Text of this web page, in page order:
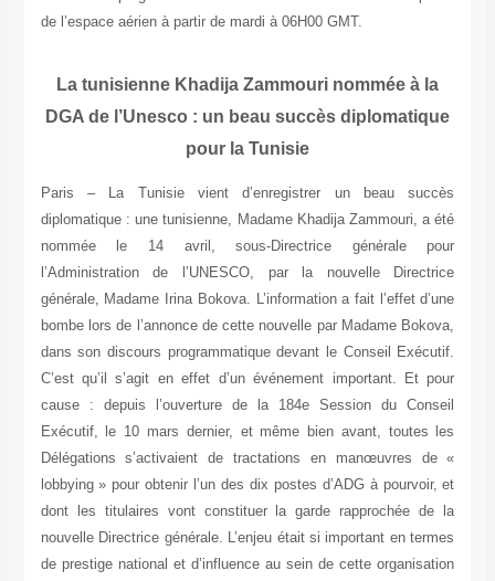
de l’espace aérien à partir de mardi à 06H00 GMT.
La tunisienne Khadija Zammouri nommée à la
DGA de l’Unesco : un beau succès diplomatique
pour la Tunisie
Paris – La Tunisie vient d’enregistrer un beau succès
diplomatique : une tunisienne, Madame Khadija Zammouri, a été
nommée le 14 avril, sous-Directrice générale pour
l’Administration de l’UNESCO, par la nouvelle Directrice
générale, Madame Irina Bokova. L’information a fait l’effet d’une
bombe lors de l’annonce de cette nouvelle par Madame Bokova,
dans son discours programmatique devant le Conseil Exécutif.
C’est qu’il s’agit en effet d’un événement important. Et pour
cause : depuis l’ouverture de la 184e Session du Conseil
Exécutif, le 10 mars dernier, et même bien avant, toutes les
Délégations s’activaient de tractations en manœuvres de «
lobbying » pour obtenir l’un des dix postes d’ADG à pourvoir, et
dont les titulaires vont constituer la garde rapprochée de la
nouvelle Directrice générale. L’enjeu était si important en termes
de prestige national et d’influence au sein de cette organisation